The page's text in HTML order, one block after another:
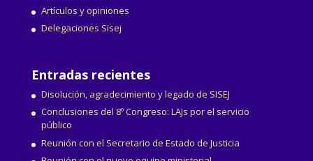
Artículos y opiniones
Delegaciones Sisej
Entradas recientes
Disolución, agradecimiento y legado de SISEJ
Conclusiones del 8º Congreso: LAJs por el servicio
público
Reunión con el Secretario de Estado de Justicia